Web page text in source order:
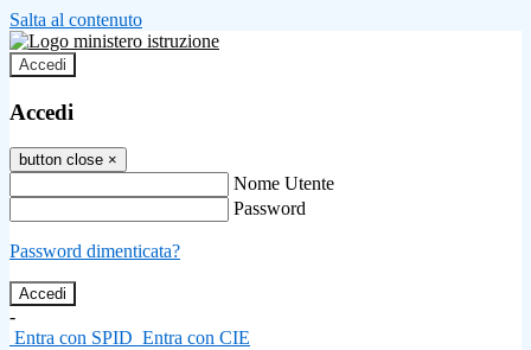
Salta al contenuto
Accedi
Accedi
button close ×
Nome Utente
Password
Password dimenticata?
-
Entra con SPID Entra con CIE